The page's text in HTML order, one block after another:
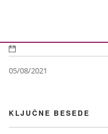
05/08/2021
KLJUČNE BESEDE